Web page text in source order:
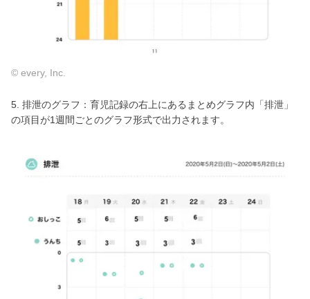
© every, Inc.
5. 排泄のグラフ：育児記録の右上にあるまとめグラフ内「排泄」
の項目が1週間ごとのグラフ形式で出力されます。